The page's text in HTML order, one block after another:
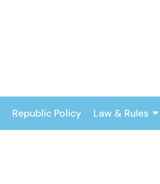
Republic Policy Law & Rules